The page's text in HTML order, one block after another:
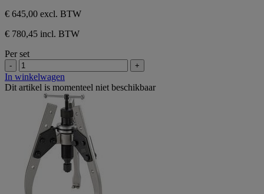
€ 645,00 excl. BTW
€ 780,45 incl. BTW
Per set
- +
In winkelwagen
Dit artikel is momenteel niet beschikbaar